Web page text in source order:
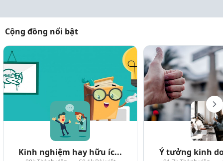
Cộng đồng nổi bật
Kinh nghiệm hay hữu íc... Ý tưởng kinh